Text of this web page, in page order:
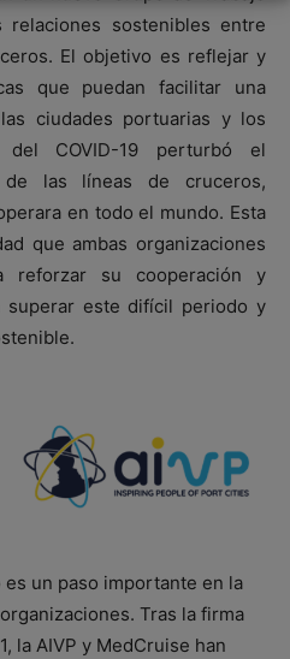
sostenibles entre
El objetivo es reflejar y
que puedan facilitar una
ciudades portuarias y los
del COVID-19 perturbó el
de las líneas de cruceros,
en todo el mundo. Esta
que ambas organizaciones
reforzar su cooperación y
superar este difícil periodo y
un paso importante en la
Tras la firma
la AIVP y MedCruise han